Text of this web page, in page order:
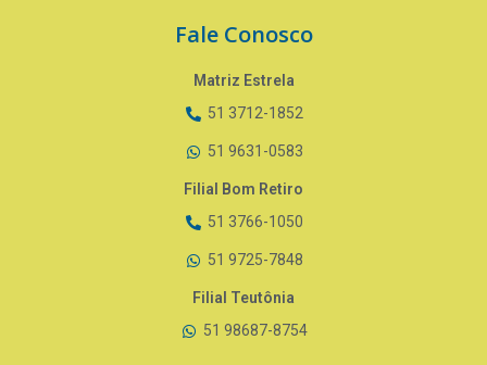
Fale Conosco
Matriz Estrela
51 3712-1852
51 9631-0583
Filial Bom Retiro
51 3766-1050
51 9725-7848
Filial Teutônia
51 98687-8754